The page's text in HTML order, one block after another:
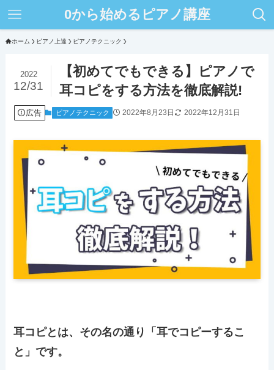
0から始めるピアノ講座
ホーム ピアノ上達 ピアノテクニック
【初めてでもできる】ピアノで
耳コピをする方法を徹底解説!
2022
12/31
広告 ピアノテクニック 2022年8月23日 2022年12月31日
耳コピとは、その名の通り「耳でコピーするこ
と」です。